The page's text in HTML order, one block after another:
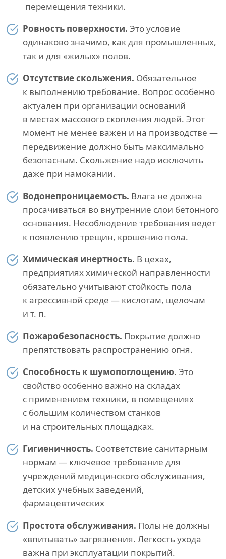
перемещения техники.
Ровность поверхности. Это условие
одинаково значимо, как для промышленных,
так и для «жилых» полов.
Отсутствие скольжения. Обязательное
к выполнению требование. Вопрос особенно
актуален при организации оснований
в местах массового скопления людей. Этот
момент не менее важен и на производстве —
передвижение должно быть максимально
безопасным. Скольжение надо исключить
даже при намокании.
Водонепроницаемость. Влага не должна
просачиваться во внутренние слои бетонного
основания. Несоблюдение требования ведет
к появлению трещин, крошению пола.
Химическая инертность. В цехах,
предприятиях химической направленности
обязательно учитывают стойкость пола
к агрессивной среде — кислотам, щелочам
и т. п.
Пожаробезопасность. Покрытие должно
препятствовать распространению огня.
Способность к шумопоглощению. Это
свойство особенно важно на складах
с применением техники, в помещениях
с большим количеством станков
и на строительных площадках.
Гигиеничность. Соответствие санитарным
нормам — ключевое требование для
учреждений медицинского обслуживания,
детских учебных заведений,
фармацевтических
Простота обслуживания. Полы не должны
«впитывать» загрязнения. Легкость ухода
важна при эксплуатации покрытий.